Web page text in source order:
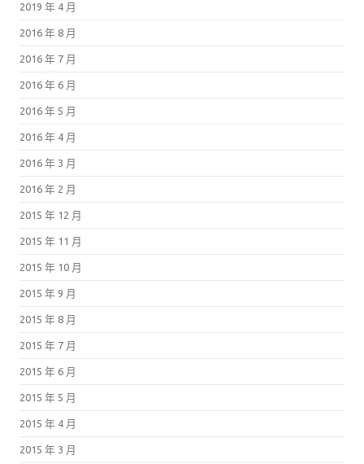
2019 年 4 月
2016 年 8 月
2016 年 7 月
2016 年 6 月
2016 年 5 月
2016 年 4 月
2016 年 3 月
2016 年 2 月
2015 年 12 月
2015 年 11 月
2015 年 10 月
2015 年 9 月
2015 年 8 月
2015 年 7 月
2015 年 6 月
2015 年 5 月
2015 年 4 月
2015 年 3 月